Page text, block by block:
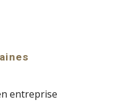
entreprise